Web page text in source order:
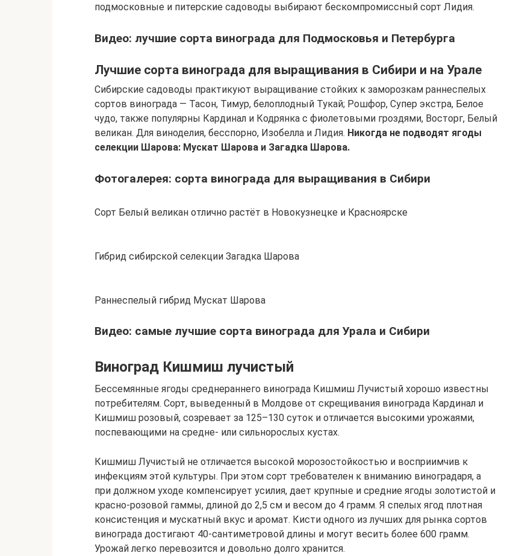
подмосковные и питерские садоводы выбирают бескомпромиссный сорт Лидия.
Видео: лучшие сорта винограда для Подмосковья и Петербурга
Лучшие сорта винограда для выращивания в Сибири и на Урале
Сибирские садоводы практикуют выращивание стойких к заморозкам раннеспелых
сортов винограда — Тасон, Тимур, белоплодный Тукай; Рошфор, Супер экстра, Белое
чудо, также популярны Кардинал и Кодрянка с фиолетовыми гроздями, Восторг, Белый
великан. Для виноделия, бесспорно, Изобелла и Лидия. Никогда не подводят ягоды
селекции Шарова: Мускат Шарова и Загадка Шарова.
Фотогалерея: сорта винограда для выращивания в Сибири
Сорт Белый великан отлично растёт в Новокузнецке и Красноярске
Гибрид сибирской селекции Загадка Шарова
Раннеспелый гибрид Мускат Шарова
Видео: самые лучшие сорта винограда для Урала и Сибири
Виноград Кишмиш лучистый
Бессемянные ягоды среднераннего винограда Кишмиш Лучистый хорошо известны
потребителям. Сорт, выведенный в Молдове от скрещивания винограда Кардинал и
Кишмиш розовый, созревает за 125–130 суток и отличается высокими урожаями,
поспевающими на средне- или сильнорослых кустах.
Кишмиш Лучистый не отличается высокой морозостойкостью и восприимчив к
инфекциям этой культуры. При этом сорт требователен к вниманию виноградаря, а
при должном уходе компенсирует усилия, дает крупные и средние ягоды золотистой и
красно-розовой гаммы, длиной до 2,5 см и весом до 4 грамм. Я спелых ягод плотная
консистенция и мускатный вкус и аромат. Кисти одного из лучших для рынка сортов
винограда достигают 40-сантиметровой длины и могут весить более 600 грамм.
Урожай легко перевозится и довольно долго хранится.